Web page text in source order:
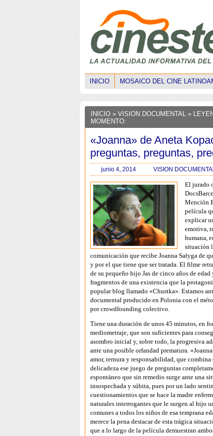
INICIO MOSAICO DEL CINE
INICIO » VISION DOCUMENTAL »
MOMENTO:
«Joanna» de Aneta
preguntas, preguntas,
junio 4, 2014 VISION
El jurado
Mención
película
explicar
emotiva,
humana,
situación
comunicación que recibe Joanna Sałyga de
y por el que tiene que ser tratada. El filme
de su pequeño hijo Jas de cinco años de edad
fragmentos de una existencia que la
popular blog llamado «Chustka». Estamos
documental producido en Polonia con el
por crowdfounding colectivo.
Tiene una duración de unos 45 minutos, en
mediometraje, que son suficientes para
asombro inicial y, sobre todo, la progresiva
ante una posible orfandad prematura.
amor, ternura y responsabilidad, que combina
delicadeza ese juego de preguntas
espontáneo que sin remedio surge ante una
insospechada y súbita, pues por un lado
cuestionamientos que se hace la madre
naturales interrogantes que le surgen al hijo
comunes a todos los niños de esa temprana
merece la pena destacar de esta trágica
que a lo largo de la película demuestran